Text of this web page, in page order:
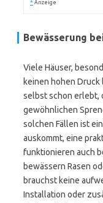
* Anzeige
Bewässerung
Viele Häuser,
keinen hohen
selbst schon erlebt,
gewöhnlichen
solchen Fällen ist
auskommt, eine
funktionieren auch
bewässern Rasen
brauchst keine
Installation oder